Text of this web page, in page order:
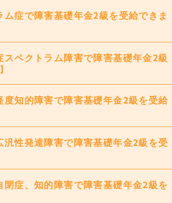
症で障害基礎年金2級を受給できま
スペクトラム障害で障害基礎年金2級
度知的障害で障害基礎年金2級を受給
汎性発達障害で障害基礎年金2級を受
閉症、知的障害で障害基礎年金2級を